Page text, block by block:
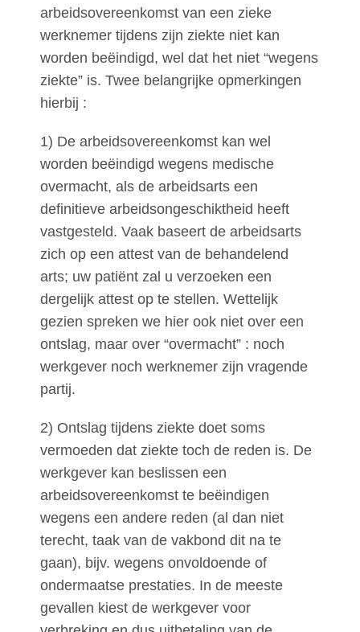
arbeidsovereenkomst van een zieke
werknemer tijdens zijn ziekte niet kan
worden beëindigd, wel dat het niet “wegens
ziekte” is. Twee belangrijke opmerkingen
hierbij :
1) De arbeidsovereenkomst kan wel
worden beëindigd wegens medische
overmacht, als de arbeidsarts een
definitieve arbeidsongeschiktheid heeft
vastgesteld. Vaak baseert de arbeidsarts
zich op een attest van de behandelend
arts; uw patiënt zal u verzoeken een
dergelijk attest op te stellen. Wettelijk
gezien spreken we hier ook niet over een
ontslag, maar over “overmacht” : noch
werkgever noch werknemer zijn vragende
partij.
2) Ontslag tijdens ziekte doet soms
vermoeden dat ziekte toch de reden is. De
werkgever kan beslissen een
arbeidsovereenkomst te beëindigen
wegens een andere reden (al dan niet
terecht, taak van de vakbond dit na te
gaan), bijv. wegens onvoldoende of
ondermaatse prestaties. In de meeste
gevallen kiest de werkgever voor